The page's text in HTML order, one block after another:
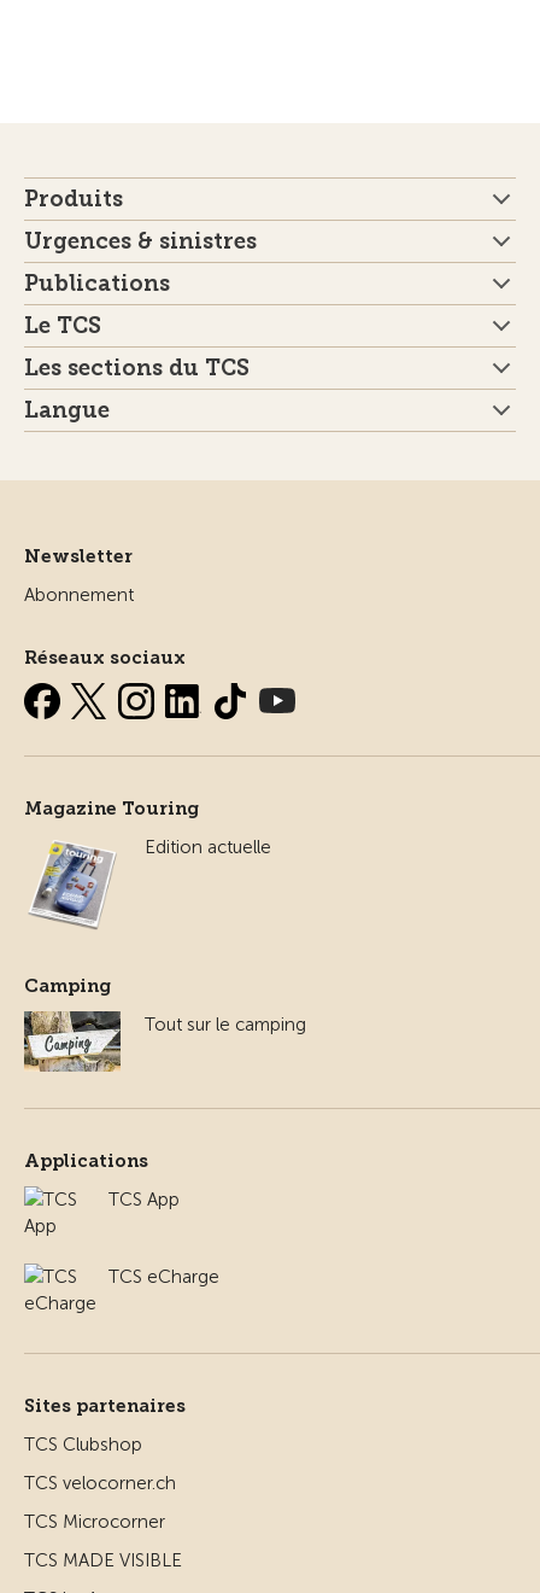
Produits
Urgences & sinistres
Publications
Le TCS
Les sections du TCS
Langue
Newsletter
Abonnement
Réseaux sociaux
Magazine Touring
Edition actuelle
Camping
Tout sur le camping
Applications
TCS App
TCS eCharge
Sites partenaires
TCS Clubshop
TCS velocorner.ch
TCS Microcorner
TCS MADE VISIBLE